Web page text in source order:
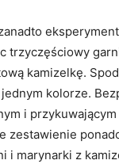
trzyczęściowy
kamizelkę.
kolorze.
i przykuwającym
zestawienie
i marynarki z